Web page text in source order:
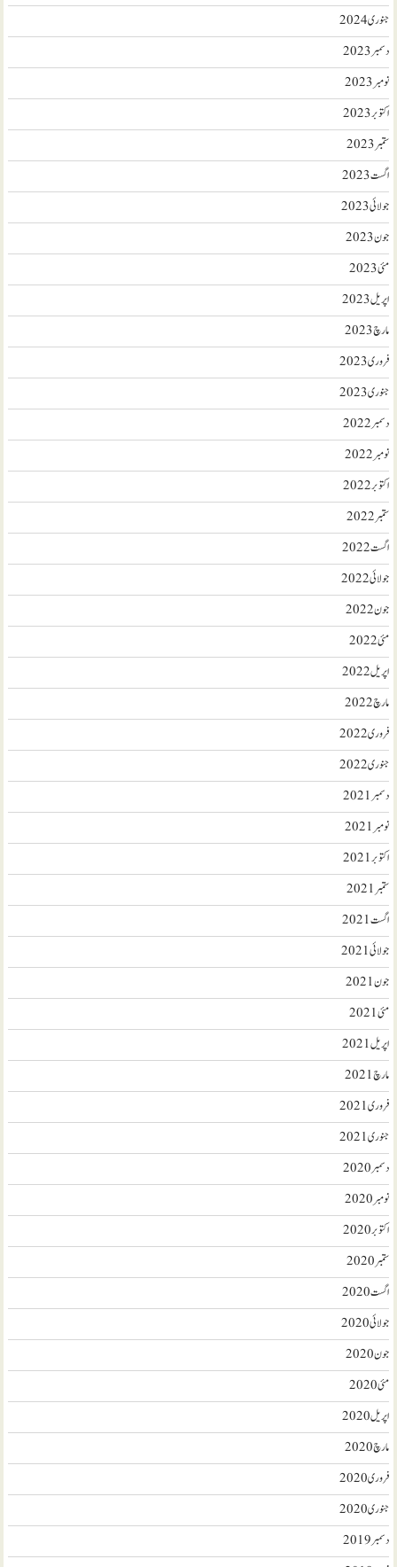
جنوری 2024
دسمبر 2023
نومبر 2023
اکتوبر 2023
ستمبر 2023
اگست 2023
جولائی 2023
جون 2023
مئی 2023
اپریل 2023
مارچ 2023
فروری 2023
جنوری 2023
دسمبر 2022
نومبر 2022
اکتوبر 2022
ستمبر 2022
اگست 2022
جولائی 2022
جون 2022
مئی 2022
اپریل 2022
مارچ 2022
فروری 2022
جنوری 2022
دسمبر 2021
نومبر 2021
اکتوبر 2021
ستمبر 2021
اگست 2021
جولائی 2021
جون 2021
مئی 2021
اپریل 2021
مارچ 2021
فروری 2021
جنوری 2021
دسمبر 2020
نومبر 2020
اکتوبر 2020
ستمبر 2020
اگست 2020
جولائی 2020
جون 2020
مئی 2020
اپریل 2020
مارچ 2020
فروری 2020
جنوری 2020
دسمبر 2019